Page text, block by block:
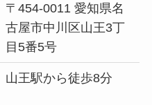
〒454-0011 愛知県名
古屋市中川区山王3丁
目5番5号
山王駅から徒歩8分